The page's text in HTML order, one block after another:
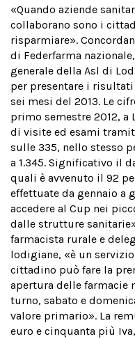
«Quando aziende
collaborano sono i
risparmiare».
di Federfarma
generale della Asl di
per presentare i
sei mesi del 2013. Le
primo semestre 2012, a
di visite ed esami
sulle 335, nello stesso
a 1.345. Significativo il
quali è avvenuto il 92
effettuate da gennaio a
accedere al Cup nei
dalle strutture
farmacista rurale e
lodigiane, «è un
cittadino può fare la
apertura delle farmacie
turno, sabato e
valore primario». La
euro e cinquanta più